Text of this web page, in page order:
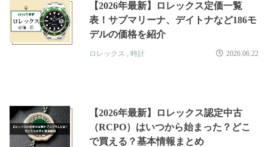
【2026年最新】ロレックス定価一覧
表！サブマリーナ、デイトナなど186モ
デルの価格を紹介
ロレックス , 時計 2026.06.22
【2026年最新】ロレックス認定中古
（RCPO）はいつから始まった？どこ
で買える？基本情報まとめ